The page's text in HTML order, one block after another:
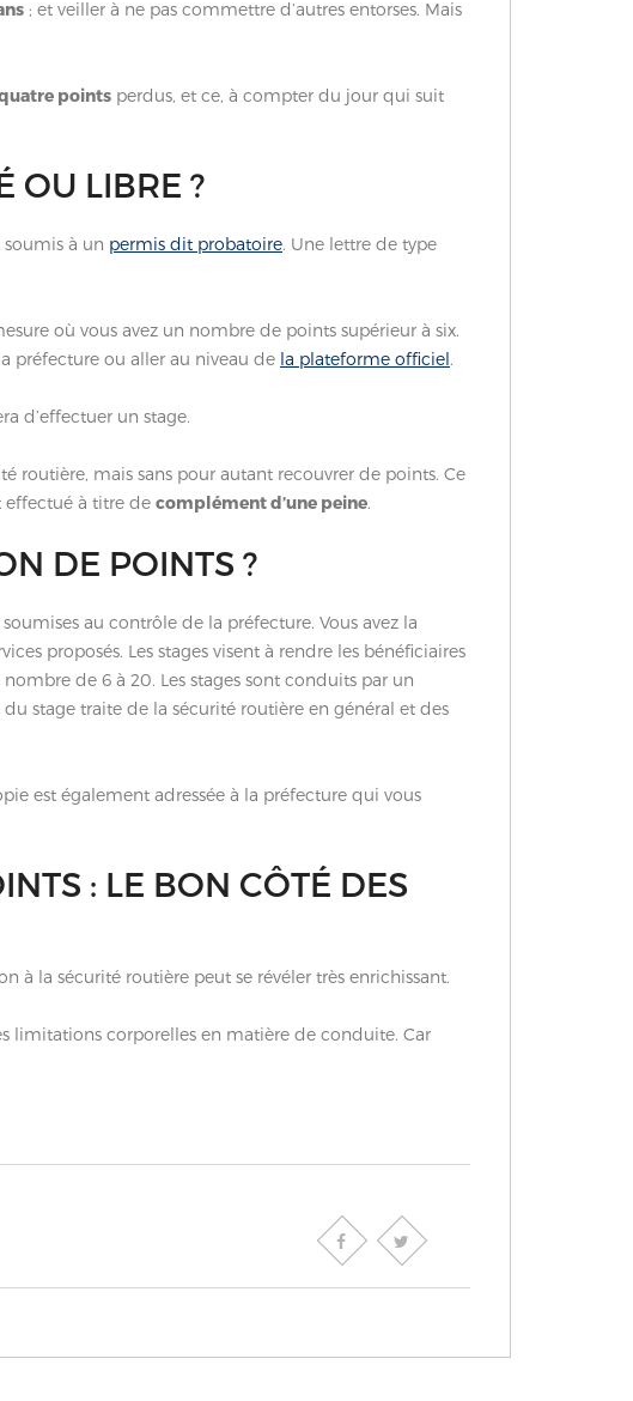
; et veiller à ne pas commettre d’autres entorses. Mais
points perdus, et ce, à compter du jour qui suit
OU LIBRE ?
soumis à un permis dit probatoire. Une lettre de type
où vous avez un nombre de points supérieur à six.
préfecture ou aller au niveau de la plateforme officiel.
d’effectuer un stage.
routière, mais sans pour autant recouvrer de points. Ce
effectué à titre de complément d’une peine.
DE POINTS ?
au contrôle de la préfecture. Vous avez la
proposés. Les stages visent à rendre les bénéficiaires
nombre de 6 à 20. Les stages sont conduits par un
du stage traite de la sécurité routière en général et des
est également adressée à la préfecture qui vous
: LE BON CÔTÉ DES
à la sécurité routière peut se révéler très enrichissant.
limitations corporelles en matière de conduite. Car